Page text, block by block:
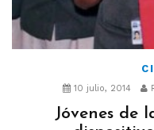
10 julio, 2014
Jóvenes de